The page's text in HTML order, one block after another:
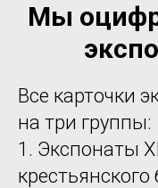
Мы
Все карточки
на три группы:
1. Экспонаты